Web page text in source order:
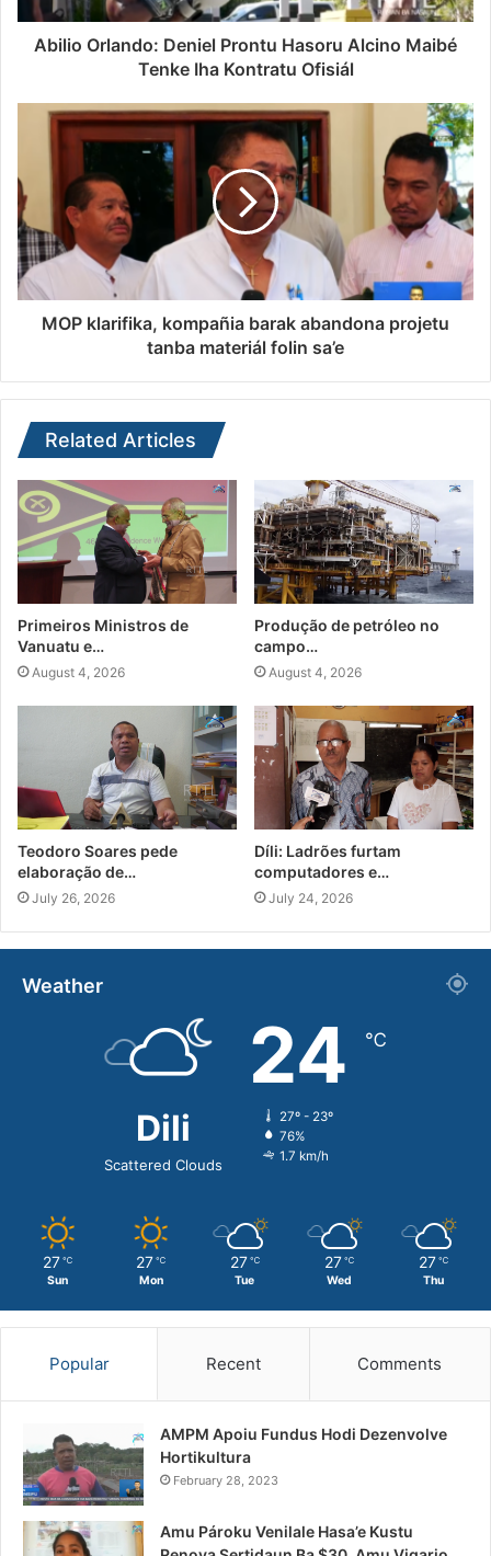
Abilio Orlando: Deniel Prontu Hasoru Alcino Maibé
Tenke Iha Kontratu Ofisiál
MOP klarifika, kompañia barak abandona projetu
tanba materiál folin sa’e
Related Articles
Primeiros Ministros de
Vanuatu e…
August 4, 2026
Produção de petróleo no
campo…
August 4, 2026
Teodoro Soares pede
elaboração de…
July 26, 2026
Díli: Ladrões furtam
computadores e…
July 24, 2026
Weather
Dili
Scattered Clouds
24 ℃
27º - 23º
76%
1.7 km/h
27 ℃
Sun
27 ℃
Mon
27 ℃
Tue
27 ℃
Wed
27 ℃
Thu
Popular Recent Comments
AMPM Apoiu Fundus Hodi Dezenvolve
Hortikultura
February 28, 2023
Amu Pároku Venilale Hasa’e Kustu